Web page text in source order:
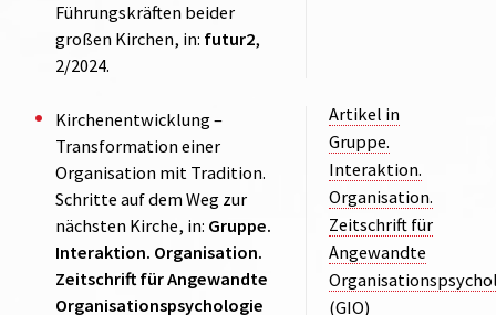
Führungskräften beider
großen Kirchen, in: futur2,
2/2024.
Kirchenentwicklung –
Transformation einer
Organisation mit Tradition.
Schritte auf dem Weg zur
nächsten Kirche, in: Gruppe.
Interaktion. Organisation.
Zeitschrift für Angewandte
Organisationspsychologie
Artikel in
Gruppe.
Interaktion.
Organisation.
Zeitschrift für
Angewandte
(GIO)